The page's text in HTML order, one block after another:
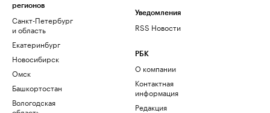
регионов
Санкт-Петербург
и область
Екатеринбург
Новосибирск
Омск
Башкортостан
Вологодская
Уведомления
RSS Новости
РБК
О компании
Контактная
информация
Редакция